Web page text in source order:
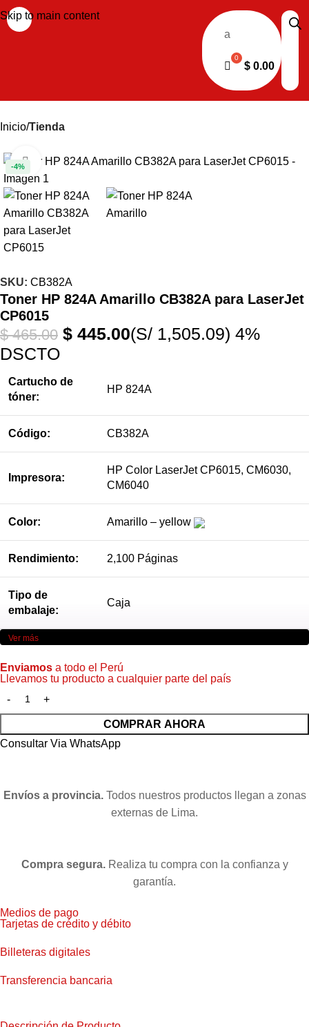
Skip to main content
a
$ 0.00
Inicio Tienda
-4% Haga clic para ampliar
SKU: CB382A
Toner HP 824A Amarillo CB382A para LaserJet
CP6015
$465.00 $ 445.00(S/ 1,505.09) 4%
DSCTO
Cartucho de
tóner:
HP 824A
Código: CB382A
Impresora:
HP Color LaserJet CP6015, CM6030,
CM6040
Color: Amarillo – yellow
Rendimiento: 2,100 Páginas
Tipo de
embalaje:
Caja
Ver más
Enviamos a todo el Perú
Llevamos tu producto a cualquier parte del país
COMPRAR AHORA
Consultar Via WhatsApp
Envíos a provincia.Todos nuestros productos llegan a zonas
externas de Lima.
Compra segura.Realiza tu compra con la confianza y
garantía.
Medios de pago
Tarjetas de crédito y débito
Billeteras digitales
Transferencia bancaria